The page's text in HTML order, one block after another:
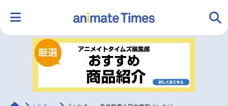
ランキング アニメ
ラジオ